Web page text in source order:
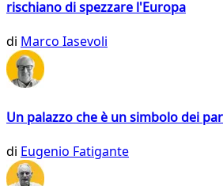
rischiano di spezzare l'Europa
di Marco Iasevoli
Un palazzo che è un simbolo dei
di Eugenio Fatigante